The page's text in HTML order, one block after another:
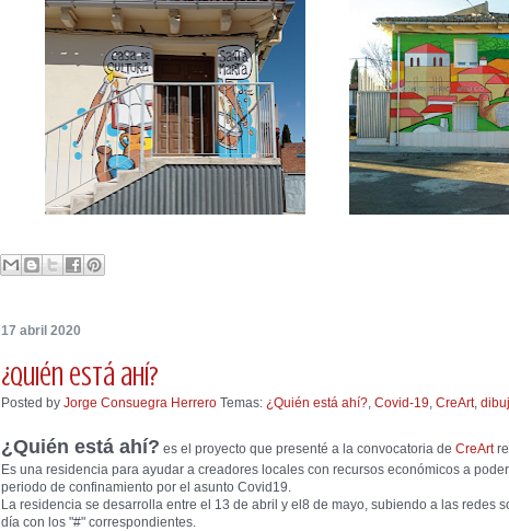
17 abril 2020
¿Quién está ahí?
Posted by Jorge Consuegra Herrero Temas: ¿Quién está ahí?, Covid-19, CreArt,
¿Quién está ahí? es el proyecto que presenté a la convocatoria de CreArt
Es una residencia para ayudar a creadores locales con recursos económicos a
periodo de confinamiento por el asunto Covid19.
La residencia se desarrolla entre el 13 de abril y el8 de mayo, subiendo a las redes
día con los "#" correspondientes.